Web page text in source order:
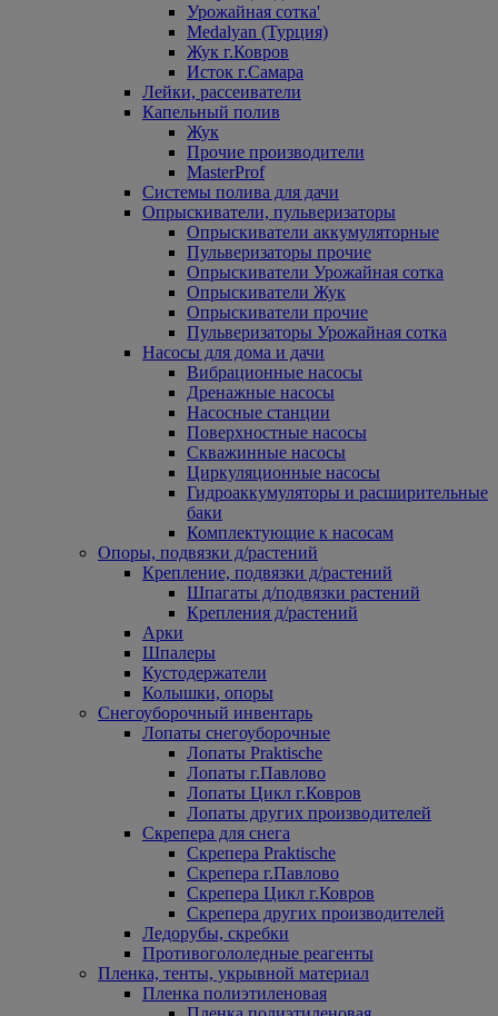
Урожайная сотка'
Medalyan (Турция)
Жук г.Ковров
Исток г.Самара
Лейки, рассеиватели
Капельный полив
Жук
Прочие производители
MasterProf
Системы полива для дачи
Опрыскиватели, пульверизаторы
Опрыскиватели аккумуляторные
Пульверизаторы прочие
Опрыскиватели Урожайная сотка
Опрыскиватели Жук
Опрыскиватели прочие
Пульверизаторы Урожайная сотка
Насосы для дома и дачи
Вибрационные насосы
Дренажные насосы
Насосные станции
Поверхностные насосы
Скважинные насосы
Циркуляционные насосы
Гидроаккумуляторы и расширительные
баки
Комплектующие к насосам
Опоры, подвязки д/растений
Крепление, подвязки д/растений
Шпагаты д/подвязки растений
Крепления д/растений
Арки
Шпалеры
Кустодержатели
Колышки, опоры
Снегоуборочный инвентарь
Лопаты снегоуборочные
Лопаты Praktische
Лопаты г.Павлово
Лопаты Цикл г.Ковров
Лопаты других производителей
Скрепера для снега
Скрепера Praktische
Скрепера г.Павлово
Скрепера Цикл г.Ковров
Скрепера других производителей
Ледорубы, скребки
Противогололедные реагенты
Пленка, тенты, укрывной материал
Пленка полиэтиленовая